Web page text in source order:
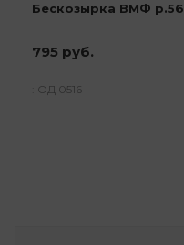
Бескозырка ВМФ р.56
795 руб.
: ОД 0516